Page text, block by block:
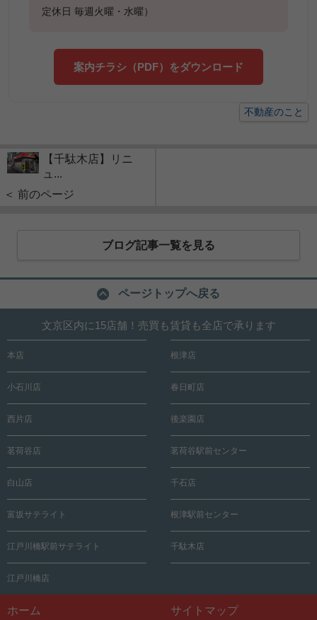
定休日 毎週火曜・水曜）
案内チラシ（PDF）をダウンロード
不動産のこと
【千駄木店】リニ
ュ...
＜ 前のページ
ブログ記事一覧を見る
ページトップへ戻る
文京区内に15店舗！売買も賃貸も全店で承ります
本店 根津店
小石川店 春日町店
西片店 後楽園店
茗荷谷店 茗荷谷駅前センター
白山店 千石店
富坂サテライト 根津駅前センター
江戸川橋駅前サテライト 千駄木店
江戸川橋店
ホーム サイトマップ